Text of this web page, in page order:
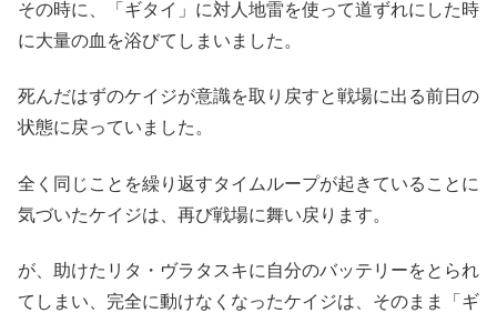
その時に、「ギタイ」に対人地雷を使って道ずれにした時
に大量の血を浴びてしまいました。
死んだはずのケイジが意識を取り戻すと戦場に出る前日の
状態に戻っていました。
全く同じことを繰り返すタイムループが起きていることに
気づいたケイジは、再び戦場に舞い戻ります。
が、助けたリタ・ヴラタスキに自分のバッテリーをとられ
てしまい、完全に動けなくなったケイジは、そのまま「ギ